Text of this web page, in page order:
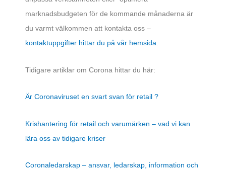
marknadsbudgeten för de kommande månaderna är
du varmt välkommen att kontakta oss –
kontaktuppgifter hittar du på vår hemsida.
Tidigare artiklar om Corona hittar du här:
Är Coronaviruset en svart svan för retail ?
Krishantering för retail och varumärken – vad vi kan
lära oss av tidigare kriser
Coronaledarskap – ansvar, ledarskap, information och